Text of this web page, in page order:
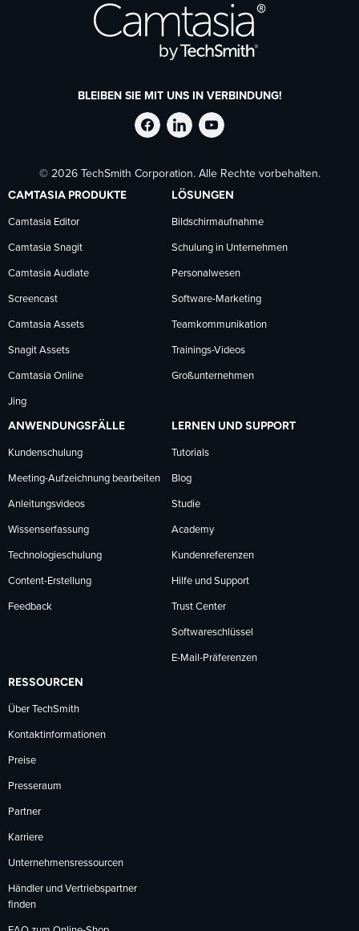
BLEIBEN SIE MIT UNS IN VERBINDUNG!
TechSmith
auf
Facebook
folgen
TechSmith
auf
LinkedIn
folgen
TechSmith
auf
YouTube
folgen
© 2026 TechSmith Corporation. Alle Rechte vorbehalten.
CAMTASIA PRODUKTE
Camtasia Editor
Camtasia Snagit
Camtasia Audiate
Screencast
Camtasia Assets
Snagit Assets
Camtasia Online
Jing
LÖSUNGEN
Bildschirmaufnahme
Schulung in Unternehmen
Personalwesen
Software-Marketing
Teamkommunikation
Trainings-Videos
Großunternehmen
ANWENDUNGSFÄLLE
Kundenschulung
Meeting-Aufzeichnung bearbeiten
Anleitungsvideos
Wissenserfassung
Technologieschulung
Content-Erstellung
Feedback
LERNEN UND SUPPORT
Tutorials
Blog
Studie
Academy
Kundenreferenzen
Hilfe und Support
Trust Center
Softwareschlüssel
E-Mail-Präferenzen
RESSOURCEN
Über TechSmith
Kontaktinformationen
Preise
Presseraum
Partner
Karriere
Unternehmensressourcen
Händler und Vertriebspartner
finden